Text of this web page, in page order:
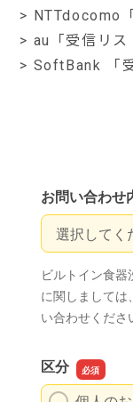
> NTTdocomo
> au「受信リス
> SoftBank 「